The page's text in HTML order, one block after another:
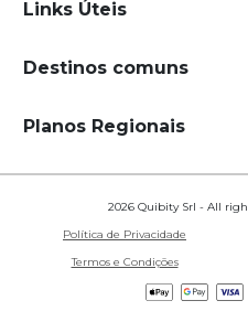
Links Úteis
Destinos comuns
Planos Regionais
2026 Quibity Srl - All right
Política de Privacidade
Termos e Condições